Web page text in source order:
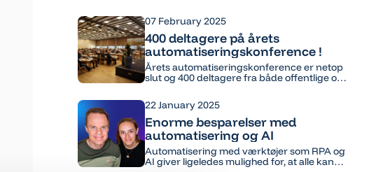
07 February 2025
400 deltagere på årets
automatiseringskonference !
Årets automatiseringskonference er netop
slut og 400 deltagere fra både offentlige og
fra 40 sessioner over 2 dage. Konferencen
blev en stor succes og Lars Jul Jakobsen og
Virkplan, som stod bag konferencen har
planer om at gentage succesen i 2026.
22 January 2025
Enorme besparelser med
automatisering og AI
Automatisering med værktøjer som RPA og
AI giver ligeledes mulighed for, at alle kan